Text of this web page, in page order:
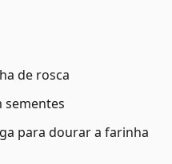
de rosca
sementes
para dourar a farinha